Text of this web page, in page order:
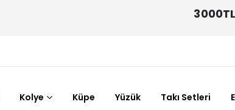
Kolye Küpe Yüzük Takı Setleri